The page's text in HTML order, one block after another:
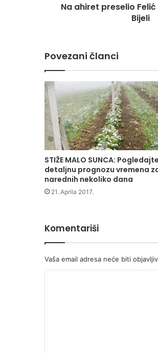
Na ahiret preselio
Bijeli
Povezani članci
STIŽE MALO SUNCA: Pogledajte
detaljnu prognozu vremena
narednih nekoliko dana
21. Aprila 2017.
Komentariši
Vaša email adresa neće biti